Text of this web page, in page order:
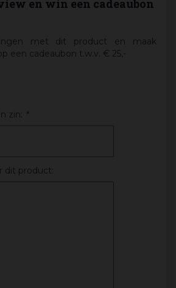
en win een cadeaubon
met dit product en maak
een cadeaubon t.w.v. € 25,-
zin: *
dit product: